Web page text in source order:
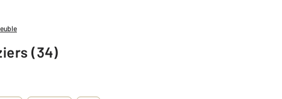
(34)